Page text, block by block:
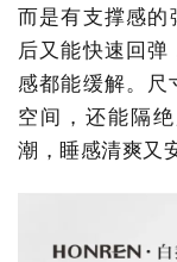
而是有支撑感的
后又能快速回
感都能缓解。尺
空间，还能隔
潮，睡感清爽又